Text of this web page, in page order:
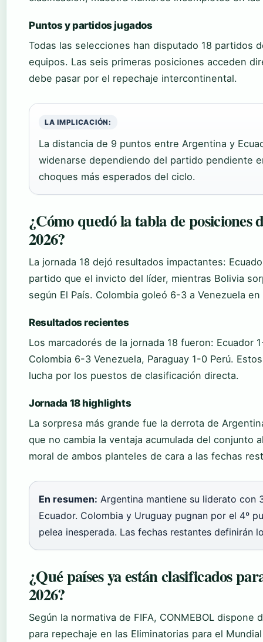
Puntos y partidos jugados
Todas las selecciones han disputado 18 partidos
equipos. Las seis primeras posiciones acceden
debe pasar por el repechaje intercontinental.
LA IMPLICACIÓN:
La distancia de 9 puntos entre Argentina y
widenarse dependiendo del partido pendiente
choques más esperados del ciclo.
¿Cómo quedó la tabla de posiciones
2026?
La jornada 18 dejó resultados impactantes:
partido que el invicto del líder, mientras Bolivia
según El País. Colombia goleó 6-3 a Venezuela
Resultados recientes
Los marcadorés de la jornada 18 fueron: Ecuador
Colombia 6-3 Venezuela, Paraguay 1-0 Perú.
lucha por los puestos de clasificación directa.
Jornada 18 highlights
La sorpresa más grande fue la derrota de
que no cambia la ventaja acumulada del conjunto
moral de ambos planteles de cara a las fechas
En resumen: Argentina mantiene su liderato con
Ecuador. Colombia y Uruguay pugnan por el 4º
pelea inesperada. Las fechas restantes definirán
¿Qué países ya están clasificados
2026?
Según la normativa de FIFA, CONMEBOL dispone
para repechaje en las Eliminatorias para el